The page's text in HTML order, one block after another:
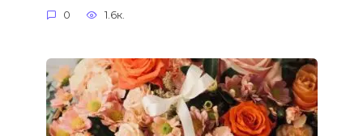
0 1.6к.